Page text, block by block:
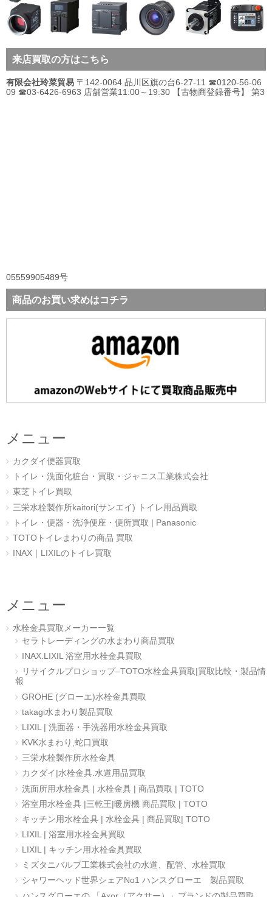
来店買取の方はこちら
有限会社玲菜貿易 〒142-0064 品川区旗の台6-27-11 ☎0120-56-06
09 ☎03-6426-6963 店舗営業11:00～19:30 【古物商登録番号】 第3
05559905489号
商品のお買い求めはコチラ
メニュー
カクダイ便器買取
トイレ・洗面化粧台・買取・ジャニス工業株式会社
東芝トイレ買取
三栄水栓製作所kaitori(サンエイ) トイレ用品買取
トイレ・便器・洗浄便座・便所買取 | Panasonic
TOTOトイレまわりの商品 買取
INAX｜LIXILのトイレ買取
メニュー
水栓金具買取メーカー一覧
セラトレーディングの水まわり商品買取
INAX.LIXIL 浴室用水栓金具買取
リサイクルプロショップ–TOTO水栓金具買取|買取比較・製品情
報
GROHE (グローエ)水栓金具買取
takagi水まわり製品買取
LIXIL | 洗面器・手洗器用水栓金具買取
KVK水まわり,蛇口買取
三栄水栓製作所水栓金具
カクダイ|水栓金具.水道用品買取
洗面所用水栓金具 | 水栓金具 | 商品買取 | TOTO
浴室用水栓金具 |三乾王|暖房機 商品買取 | TOTO
キッチン用水栓金具 | 水栓金具 | 商品買取| TOTO
LIXIL | 浴室用水栓金具買取
LIXIL | キッチン用水栓金具買取
ミズタニバルブ工業株式会社の水道、配管、水栓買取
シャワーヘッド世界シェアNo1 ハンスグローエ 製品買取